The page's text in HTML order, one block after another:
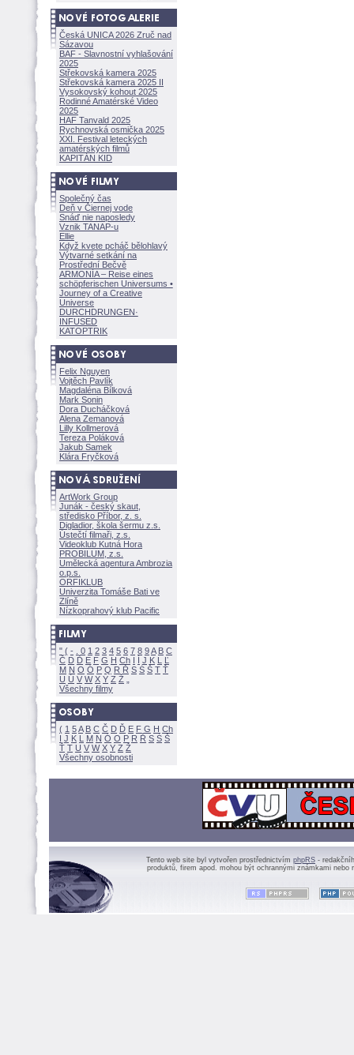
Česká UNICA 2026 Zruč nad
Sázavou
BAF - Slavnostní vyhlašování
2025
Střekovská kamera 2025
Střekovská kamera 2025 II
Vysokovský kohout 2025
Rodinné Amatérské Video
2025
HAF Tanvald 2025
Rychnovská osmička 2025
XXI. Festival leteckých
amatérských filmů
KAPITÁN KID
Společný čas
Deň v Čiernej vode
Snáď nie naposledy
Vznik TANAP-u
Ellie
Když kvete pcháč bělohlavý
Výtvarné setkání na
Prostřední Bečvě
ARMONÍA – Reise eines
schöpferischen Universums •
Journey of a Creative
Universe
DURCHDRUNGEN·
INFUSED
KATOPTRIK
Felix Nguyen
Vojtěch Pavlík
Magdaléna Bílkov
Mark Sonin
Dora Ducháčkov
Alena Zemanov
Lilly Kollmerov
Tereza Polákov
Jakub Samek
Klára Fryčkov
ArtWork Group
Junák - český skaut,
středisko Příbor, z. s.
Digladior, škola šermu z.s.
Ústečtí filmaři, z.s.
Videoklub Kutná Hora
PROBILUM, z.s.
Umělecká agentura Ambrozia
o.p.s.
ORFIKLUB
Univerzita Tomáše Bati ve
Zlíně
Nízkoprahový klub Pacific
" ( - 0 1 2 3 4 5 6 7 8 9A B C
Č D Ď E F G H Ch I Í J K L
Ľ
M N O Ó P Q R Ř S Ś T Ť
U Ú V W X Y Z
Všechny filmy
( 1 5A B C Č D Ď E F G H Ch
I J K L M N Ó O P R Ř S Ś
Ť T U V W X Y Z
Všechny osobnosti
Tento web site byl vytvořen prostřednictvím phpRS -
produktů, firem apod. mohou být ochrannými známkami